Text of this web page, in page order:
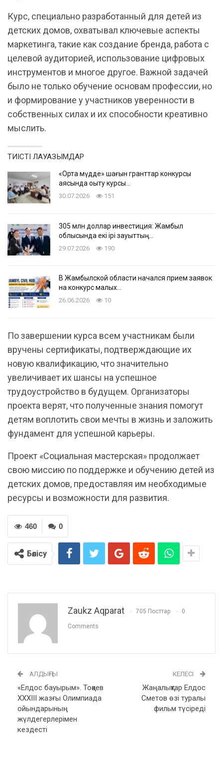
Курс, специально разработанный для детей из
детских домов, охватывал ключевые аспекты
маркетинга, такие как создание бренда, работа с
целевой аудиторией, использование цифровых
инструментов и многое другое. Важной задачей
было не только обучение основам профессии, но
и формирование у участников уверенности в
собственных силах и их способности креативно
мыслить.
ТИІСТІ ЛАУАЗЫМДАР
«Ортақ мүдде» шағын гранттар конкурсы
аясында оқыту курсы…
30.07.2026 151
305 млн доллар инвестиция: Жамбыл
облысында екі ірі зауыттың…
29.07.2026 190
В Жамбылской области начался прием заявок
на конкурс малых…
26.06.2026 10
По завершении курса всем участникам были
вручены сертификаты, подтверждающие их
новую квалификацию, что значительно
увеличивает их шансы на успешное
трудоустройство в будущем. Организаторы
проекта верят, что полученные знания помогут
детям воплотить свои мечты в жизнь и заложить
фундамент для успешной карьеры.
Проект «Социальная мастерская» продолжает
свою миссию по поддержке и обучению детей из
детских домов, предоставляя им необходимые
ресурсы и возможности для развития.
0
460
Бөлісу
Zaukz Aqparat 705 Посттар 0
Comments
АЛДЫҢҒЫ
«Елдос бауырым». Тоқаев
ХХХІІІ жазғы Олимпиада
ойындарының
жүлдегерлерімен
кездесті
КЕЛЕСІ
Жаңалықтар Елдос
Сметов өзі туралы
фильм түсіреді